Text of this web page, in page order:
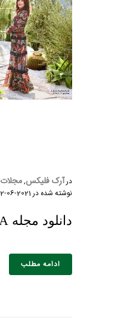
درآرک فلیکس,مجلات VIP
نوشته شده در2021-06-22
دانلود مجله Elle Decor USA چاپ June 2018
ادامه مطلب